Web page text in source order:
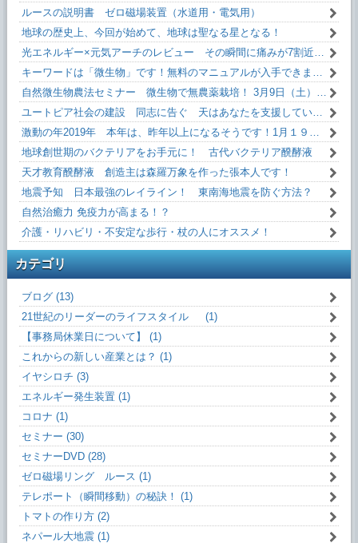
ルースの説明書 ゼロ磁場装置（水道用・電気用）
地球の歴史上、今回が始めて、地球は聖なる星となる！
光エネルギー×元気アーチのレビュー その瞬間に痛みが7割近く減った！
キーワードは「微生物」です！無料のマニュアルが入手できます。
自然微生物農法セミナー 微生物で無農薬栽培！ 3月9日（土）13:10～
ユートピア社会の建設 同志に告ぐ 天はあなたを支援しています！
激動の年2019年 本年は、昨年以上になるそうです！1月１９日(土)13:10～
地球創世期のバクテリアをお手元に！ 古代バクテリア醗酵液
天才教育醗酵液 創造主は森羅万象を作った張本人です！
地震予知 日本最強のレイライン！ 東南海地震を防ぐ方法？
自然治癒力 免疫力が高まる！？
介護・リハビリ・不安定な歩行・杖の人にオススメ！
カテゴリ
ブログ (13)
21世紀のリーダーのライフスタイル (1)
【事務局休業日について】 (1)
これからの新しい産業とは？ (1)
イヤシロチ (3)
エネルギー発生装置 (1)
コロナ (1)
セミナー (30)
セミナーDVD (28)
ゼロ磁場リング ルース (1)
テレポート（瞬間移動）の秘訣！ (1)
トマトの作り方 (2)
ネパール大地震 (1)